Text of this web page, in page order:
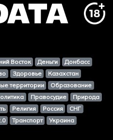
Восток Деньги
Донбасс
Здоровье
Казахстан
территории
Образование
Правосудие
Природа
Религия Россия
СНГ
Транспорт
Украина